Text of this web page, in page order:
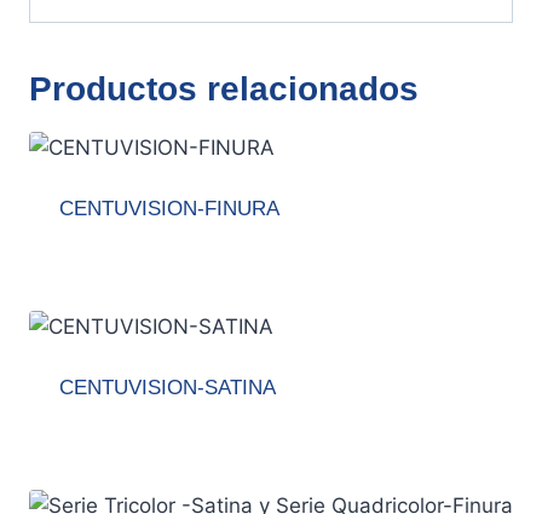
Productos relacionados
CENTUVISION-FINURA
CENTUVISION-SATINA